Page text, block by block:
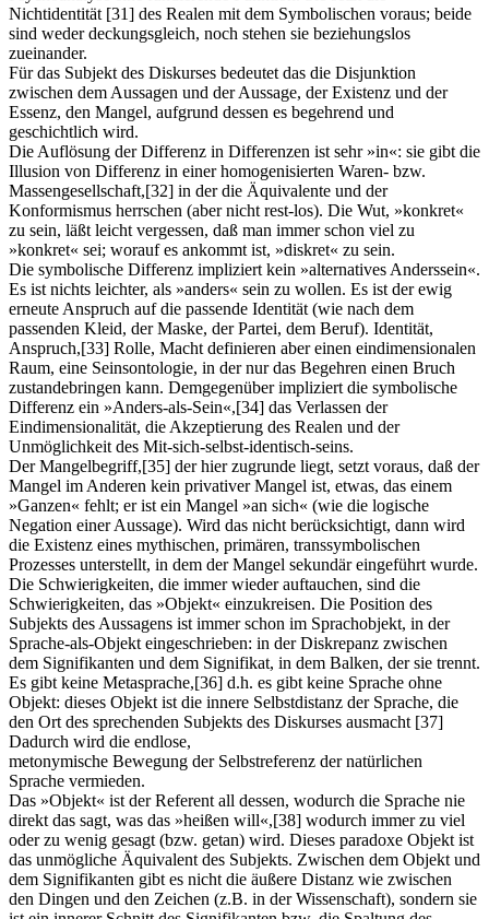
Nichtidentität [31] des Realen mit dem Symbolischen voraus; beide
sind weder deckungsgleich, noch stehen sie beziehungslos
zueinander.
Für das Subjekt des Diskurses bedeutet das die Disjunktion
zwischen dem Aussagen und der Aussage, der Existenz und der
Essenz, den Mangel, aufgrund dessen es begehrend und
geschichtlich wird.
Die Auflösung der Differenz in Differenzen ist sehr »in«: sie gibt die
Illusion von Differenz in einer homogenisierten Waren- bzw.
Massengesellschaft,[32] in der die Äquivalente und der
Konformismus herrschen (aber nicht rest-los). Die Wut, »konkret«
zu sein, läßt leicht vergessen, daß man immer schon viel zu
»konkret« sei; worauf es ankommt ist, »diskret« zu sein.
Die symbolische Differenz impliziert kein »alternatives Anderssein«.
Es ist nichts leichter, als »anders« sein zu wollen. Es ist der ewig
erneute Anspruch auf die passende Identität (wie nach dem
passenden Kleid, der Maske, der Partei, dem Beruf). Identität,
Anspruch,[33] Rolle, Macht definieren aber einen eindimensionalen
Raum, eine Seinsontologie, in der nur das Begehren einen Bruch
zustandebringen kann. Demgegenüber impliziert die symbolische
Differenz ein »Anders-als-Sein«,[34] das Verlassen der
Eindimensionalität, die Akzeptierung des Realen und der
Unmöglichkeit des Mit-sich-selbst-identisch-seins.
Der Mangelbegriff,[35] der hier zugrunde liegt, setzt voraus, daß der
Mangel im Anderen kein privativer Mangel ist, etwas, das einem
»Ganzen« fehlt; er ist ein Mangel »an sich« (wie die logische
Negation einer Aussage). Wird das nicht berücksichtigt, dann wird
die Existenz eines mythischen, primären, transsymbolischen
Prozesses unterstellt, in dem der Mangel sekundär eingeführt wurde.
Die Schwierigkeiten, die immer wieder auftauchen, sind die
Schwierigkeiten, das »Objekt« einzukreisen. Die Position des
Subjekts des Aussagens ist immer schon im Sprachobjekt, in der
Sprache-als-Objekt eingeschrieben: in der Diskrepanz zwischen
dem Signifikanten und dem Signifikat, in dem Balken, der sie trennt.
Es gibt keine Metasprache,[36] d.h. es gibt keine Sprache ohne
Objekt: dieses Objekt ist die innere Selbstdistanz der Sprache, die
den Ort des sprechenden Subjekts des Diskurses ausmacht [37]
Dadurch wird die endlose,
metonymische Bewegung der Selbstreferenz der natürlichen
Sprache vermieden.
Das »Objekt« ist der Referent all dessen, wodurch die Sprache nie
direkt das sagt, was das »heißen will«,[38] wodurch immer zu viel
oder zu wenig gesagt (bzw. getan) wird. Dieses paradoxe Objekt ist
das unmögliche Äquivalent des Subjekts. Zwischen dem Objekt und
dem Signifikanten gibt es nicht die äußere Distanz wie zwischen
den Dingen und den Zeichen (z.B. in der Wissenschaft), sondern sie